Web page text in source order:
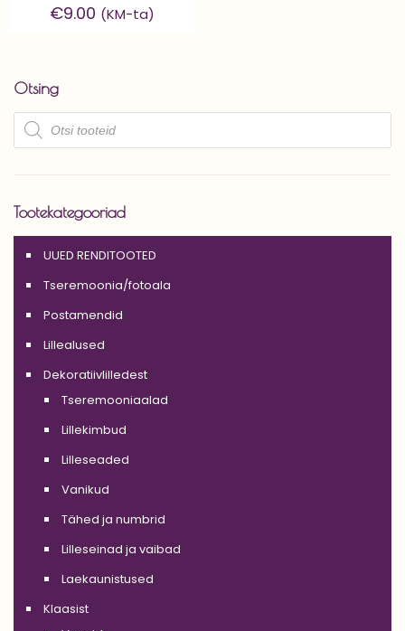
€9.00 (KM-ta)
Otsing
Products
search
Tootekategooriad
UUED RENDITOOTED
Tseremoonia/fotoala
Postamendid
Lillealused
Dekoratiivlilledest
Tseremooniaalad
Lillekimbud
Lilleseaded
Vanikud
Tähed ja numbrid
Lilleseinad ja vaibad
Laekaunistused
Klaasist